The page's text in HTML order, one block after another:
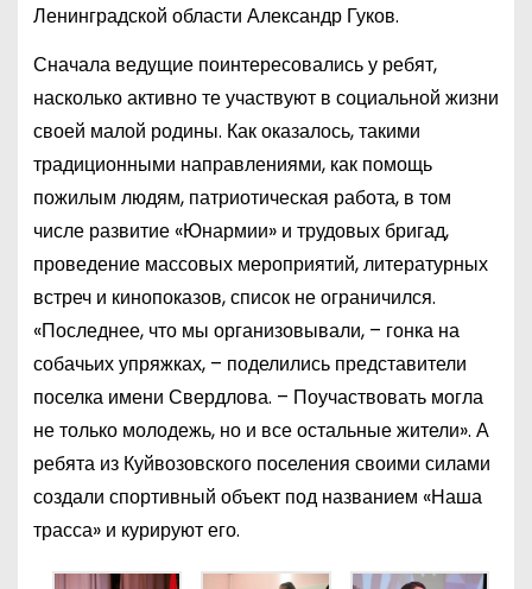
Ленинградской области Александр Гуков.
Сначала ведущие поинтересовались у ребят,
насколько активно те участвуют в социальной жизни
своей малой родины. Как оказалось, такими
традиционными направлениями, как помощь
пожилым людям, патриотическая работа, в том
числе развитие «Юнармии» и трудовых бригад,
проведение массовых мероприятий, литературных
встреч и кинопоказов, список не ограничился.
«Последнее, что мы организовывали, – гонка на
собачьих упряжках, – поделились представители
поселка имени Свердлова. – Поучаствовать могла
не только молодежь, но и все остальные жители». А
ребята из Куйвозовского поселения своими силами
создали спортивный объект под названием «Наша
трасса» и курируют его.